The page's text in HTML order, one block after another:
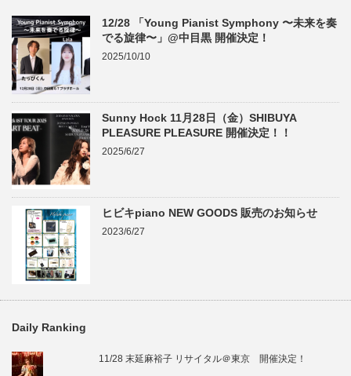
12/28 「Young Pianist Symphony 〜未来を奏
でる旋律〜」@中目黒 開催決定！
2025/10/10
Sunny Hock 11月28日（金）SHIBUYA
PLEASURE PLEASURE 開催決定！！
2025/6/27
ヒビキpiano NEW GOODS 販売のお知らせ
2023/6/27
Daily Ranking
11/28 末延麻裕子 リサイタル＠東京 開催決定！